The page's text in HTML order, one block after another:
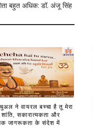
बहुत अधिक: डॉ. अंजू सिंह
ने वायरल बच्चा है तू मेरा
सकारात्मकता और
जागरूकता के संदेश में